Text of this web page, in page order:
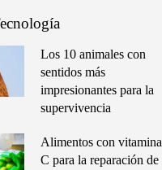
Los 10 animales con
sentidos más
impresionantes para la
supervivencia
Alimentos con vitamina
C para la reparación de